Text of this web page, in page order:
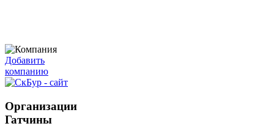
Добавить
компанию
Организации
Гатчины